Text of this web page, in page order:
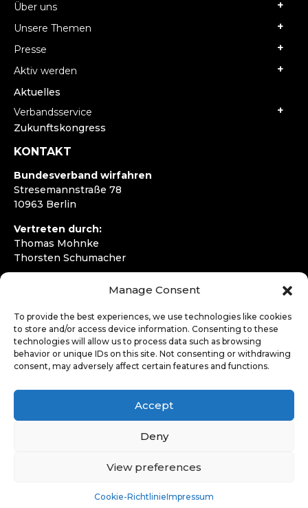
Manage Consent
To provide the best experiences, we use technologies like cookies
to store and/or access device information. Consenting to these
technologies will allow us to process data such as browsing
behavior or unique IDs on this site. Not consenting or withdrawing
consent, may adversely affect certain features and functions.
Accept
Deny
View preferences
Cookie-RichtlinieImpressum
Über uns
Unsere Themen
Presse
Aktiv werden
Aktuelles
Verbandsservice
Zukunftskongress
KONTAKT
Bundesverband wirfahren
Stresemannstraße 78
10963 Berlin
Vertreten durch:
Thomas Mohnke
Thorsten Schumacher
kontakt@wirfahren.de
RECHTLICHES
Impressum
Datenschutzerklärung